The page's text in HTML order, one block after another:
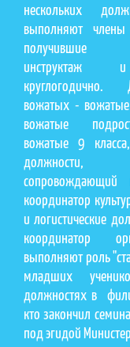
нескольких
выполняют
получившие
инструктаж
вожатых -
вожатые
вожатые 9
сопровождающий
координатор
и логистические
координатор
выполняют роль
младших
должностях в
кто закончил
под эгидой